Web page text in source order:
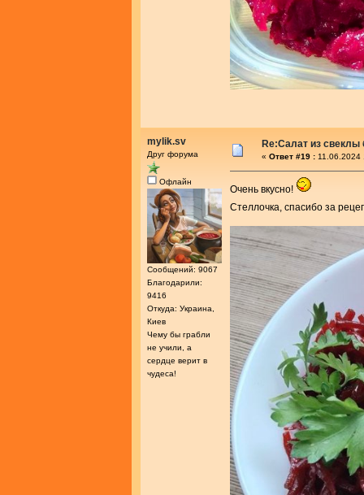
mylik.sv
Друг форума
Офлайн
Сообщений: 9067
Благодарили:
9416
Откуда: Украина,
Киев
Чему бы грабли
не учили, а
сердце верит в
чудеса!
Re:Салат из свеклы
« Ответ #19 : 11.06.2024
Очень вкусно!
Стеллочка, спасибо за